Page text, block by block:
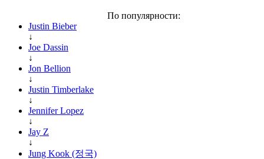
По популярности:
Justin Bieber
↓
Joe Dassin
↓
Jon Bellion
↓
Justin Timberlake
↓
Jennifer Lopez
↓
Jay Z
↓
Jung Kook (정국)